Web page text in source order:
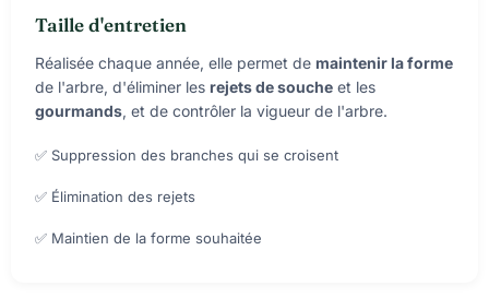
Taille d'entretien
Réalisée chaque année, elle permet de maintenir la forme
de l'arbre, d'éliminer les rejets de souche et les
gourmands, et de contrôler la vigueur de l'arbre.
✅ Suppression des branches qui se croisent
✅ Élimination des rejets
✅ Maintien de la forme souhaitée